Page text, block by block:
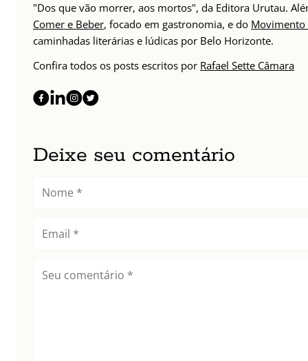
"Dos que vão morrer, aos mortos", da Editora Urutau.
Comer e Beber, focado em gastronomia, e do Movimento
caminhadas literárias e lúdicas por Belo Horizonte.
Confira todos os posts escritos por Rafael Sette Câmara
Deixe seu comentário